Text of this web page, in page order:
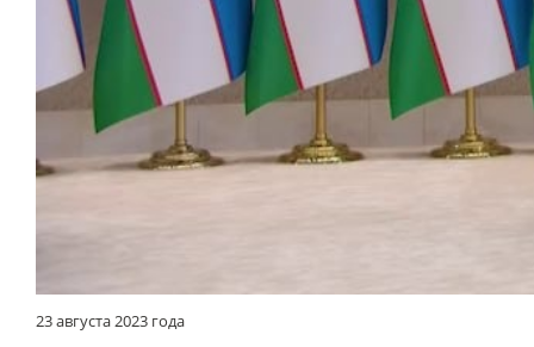
23 августа 2023 года